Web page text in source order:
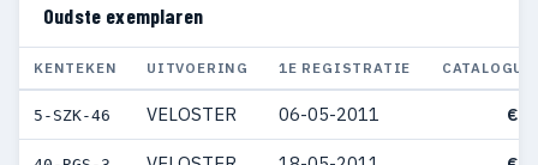
Oudste exemplaren
KENTEKEN UITVOERING 1E REGISTRATIE
5-SZK-46 VELOSTER 06-05-2011 €